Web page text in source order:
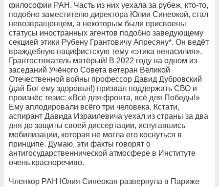
философии РАН. Часть из них уехала за рубеж, кто-то,
подобно заместителю директора Юлии Синеокой, стал
невозвращенцем, а некоторым были присвоены
статусы иностранных агентов подобно заведующему
секцией этики Рубену Грантовичу Апресяну*. Он ведёт
враждебную пацифистскую тему «этика ненасилия».
Грантостяжатель матёрый! В 2022 году на одном из
заседаний Учёного Совета ветеран Великой
Отечественной войны профессор Давид Дубровский
(дай Бог ему здоровья!) призвал поддержать СВО и
произнёс тезис: «Всё для фронта, всё для Победы!»
Ему аплодировали всёго три человека. Кстати,
аспирант Давида Израилевича уехал из страны за два
дня до защиты своей диссертации, испугавшись
мобилизации, которая не могла его коснуться в
принципе. Думаю, эти факты говорят о
антигосударственнической атмосфере в Институте
очень красноречиво.
Членкор РАН Юлия Синеокая развернула в Париже